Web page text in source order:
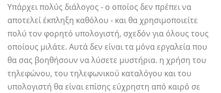
Υπάρχει πολύς διάλογος - ο οποίος δεν πρέπει να
αποτελεί έκπληξη καθόλου - και θα χρησιμοποιείτε
πολύ τον φορητό υπολογιστή, σχεδόν για όλους τους
οποίους μιλάτε. Αυτά δεν είναι τα μόνα εργαλεία που
θα σας βοηθήσουν να λύσετε μυστήρια. η χρήση του
τηλεφώνου, του τηλεφωνικού καταλόγου και του
υπολογιστή θα είναι επίσης εύχρηστη από καιρό σε